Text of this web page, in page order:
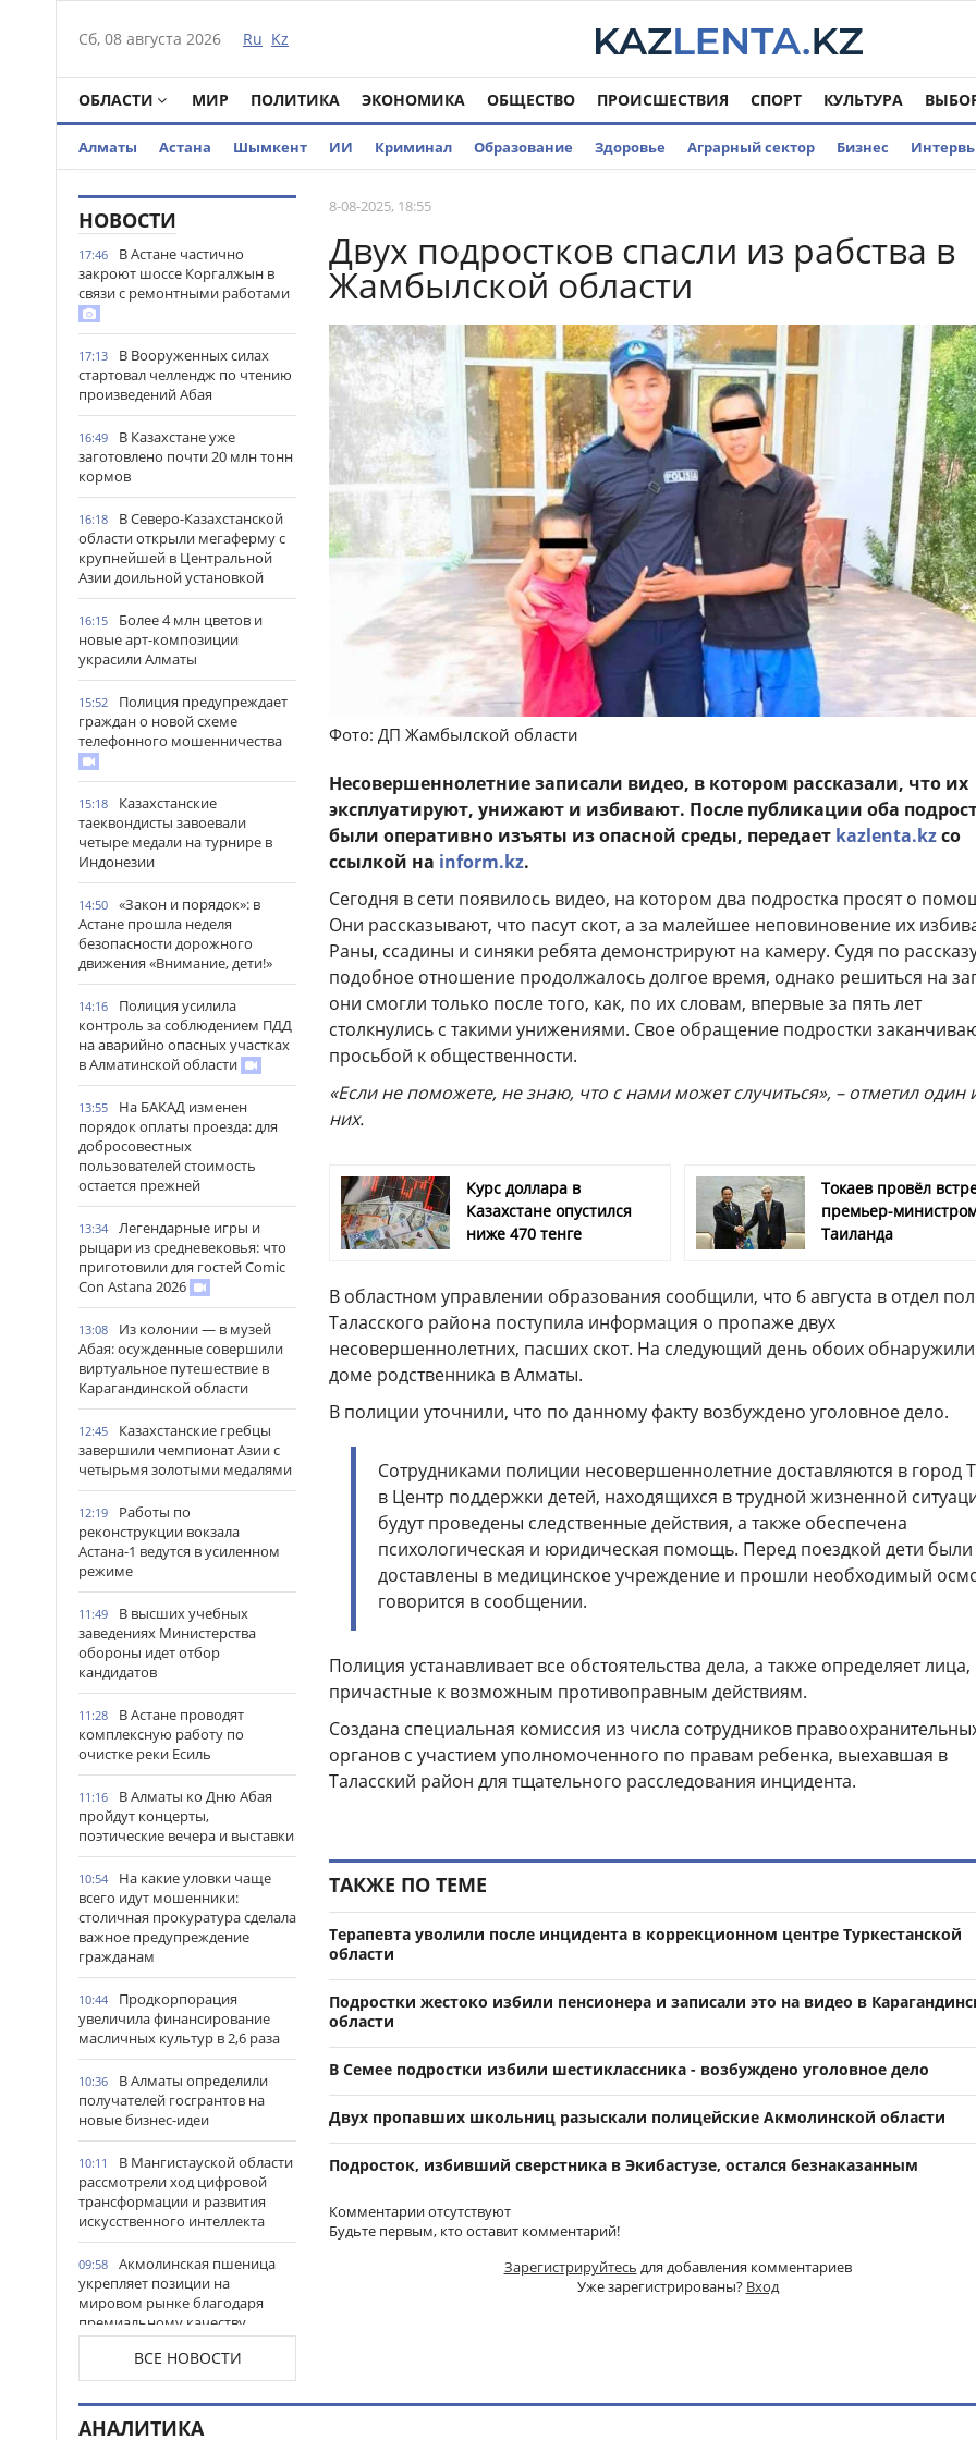
Сб, 08 августа 2026 Ru Kz
ОБЛАСТИ МИР ПОЛИТИКА ЭКОНОМИКА ОБЩЕСТВО ПРОИСШЕСТВИЯ СПОРТ КУЛЬТУРА
Алматы Астана Шымкент ИИ Криминал Образование Здоровье Аграрный сектор Бизнес
НОВОСТИ
17:46
В Астане частично
закроют шоссе Коргалжын в
связи с ремонтными работами
17:13
В Вооруженных силах
стартовал челлендж по чтению
произведений Абая
16:49
В Казахстане уже
заготовлено почти 20 млн тонн
кормов
16:18
В Северо-Казахстанской
области открыли мегаферму с
крупнейшей в Центральной
Азии доильной установкой
16:15
Более 4 млн цветов и
новые арт-композиции
украсили Алматы
15:52
Полиция предупреждает
граждан о новой схеме
телефонного мошенничества
15:18
Казахстанские
таеквондисты завоевали
четыре медали на турнире в
Индонезии
14:50
«Закон и порядок»: в
Астане прошла неделя
безопасности дорожного
движения «Внимание, дети!»
14:16
Полиция усилила
контроль за соблюдением ПДД
на аварийно опасных участках
в Алматинской области
13:55
На БАКАД изменен
порядок оплаты проезда: для
добросовестных
пользователей стоимость
остается прежней
13:34
Легендарные игры и
рыцари из средневековья: что
приготовили для гостей Comic
Con Astana 2026
13:08
Из колонии — в музей
Абая: осужденные совершили
виртуальное путешествие в
Карагандинской области
12:45
Казахстанские гребцы
завершили чемпионат Азии с
четырьмя золотыми медалями
12:19
Работы по
реконструкции вокзала
Астана-1 ведутся в усиленном
режиме
11:49
В высших учебных
заведениях Министерства
обороны идет отбор
кандидатов
11:28
В Астане проводят
комплексную работу по
очистке реки Есиль
11:16
В Алматы ко Дню Абая
пройдут концерты,
поэтические вечера и выставки
10:54
На какие уловки чаще
всего идут мошенники:
столичная прокуратура сделала
важное предупреждение
гражданам
10:44
Продкорпорация
увеличила финансирование
масличных культур в 2,6 раза
10:36
В Алматы определили
получателей госгрантов на
новые бизнес-идеи
10:11
В Мангистауской области
рассмотрели ход цифровой
трансформации и развития
искусственного интеллекта
09:58
Акмолинская пшеница
укрепляет позиции на
мировом рынке благодаря
премиальному качеству
В Костанайской области
состоялось открытие
обновленного вокзала
Аркалыка
ВСЕ НОВОСТИ
8-08-2025, 18:55
Двух подростков спасли из рабства в
Жамбылской области
Фото: ДП Жамбылской области
Несовершеннолетние записали видео, в котором рассказали, что их
эксплуатируют, унижают и избивают. После публикации оба
были оперативно изъяты из опасной среды, передает kazlenta.kzсо
ссылкой на inform.kz.
Сегодня в сети появилось видео, на котором два подростка просят о
Они рассказывают, что пасут скот, а за малейшее неповиновение их
Раны, ссадины и синяки ребята демонстрируют на камеру. Судя по
подобное отношение продолжалось долгое время, однако решиться на
они смогли только после того, как, по их словам, впервые за пять лет
столкнулись с такими унижениями. Свое обращение подростки
просьбой к общественности.
«Если не поможете, не знаю, что с нами может случиться», – отметил один
них.
Курс доллара в
Казахстане опустился
ниже 470 тенге
Токаев провёл
премьер-
Таиланда
В областном управлении образования сообщили, что 6 августа в отдел
Таласского района поступила информация о пропаже двух
несовершеннолетних, пасших скот. На следующий день обоих
доме родственника в Алматы.
В полиции уточнили, что по данному факту возбуждено уголовное дело.
Сотрудниками полиции несовершеннолетние доставляются в город
в Центр поддержки детей, находящихся в трудной жизненной
будут проведены следственные действия, а также обеспечена
психологическая и юридическая помощь. Перед поездкой дети были
доставлены в медицинское учреждение и прошли необходимый
говорится в сообщении.
Полиция устанавливает все обстоятельства дела, а также определяет лица,
причастные к возможным противоправным действиям.
Создана специальная комиссия из числа сотрудников
органов с участием уполномоченного по правам ребенка, выехавшая в
Таласский район для тщательного расследования инцидента.
ТАКЖЕ ПО ТЕМЕ
Терапевта уволили после инцидента в коррекционном центре Туркестанской
области
Подростки жестоко избили пенсионера и записали это на видео в
области
В Семее подростки избили шестиклассника - возбуждено уголовное дело
Двух пропавших школьниц разыскали полицейские Акмолинской области
Подросток, избивший сверстника в Экибастузе, остался безнаказанным
Комментарии отсутствуют
Будьте первым, кто оставит комментарий!
Зарегистрируйтесь для добавления комментариев
Уже зарегистрированы? Вход
АНАЛИТИКА